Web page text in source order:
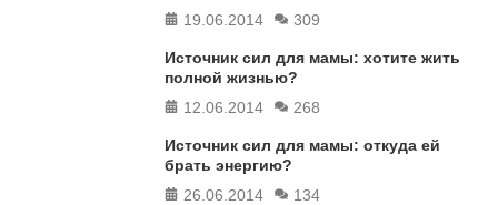
19.06.2014
309
Источник сил для мамы: хотите жить
полной жизнью?
12.06.2014
268
Источник сил для мамы: откуда ей
брать энергию?
26.06.2014
134